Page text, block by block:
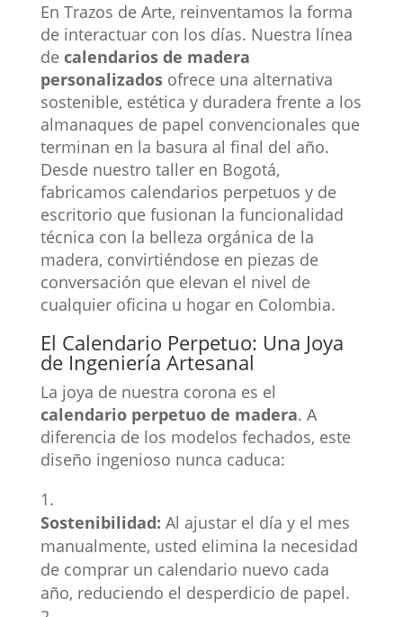
En Trazos de Arte, reinventamos la forma
de interactuar con los días. Nuestra línea
de calendarios de madera
personalizadosofrece una alternativa
sostenible, estética y duradera frente a los
almanaques de papel convencionales que
terminan en la basura al final del año.
Desde nuestro taller en Bogotá,
fabricamos calendarios perpetuos y de
escritorio que fusionan la funcionalidad
técnica con la belleza orgánica de la
madera, convirtiéndose en piezas de
conversación que elevan el nivel de
cualquier oficina u hogar en Colombia.
El Calendario Perpetuo: Una Joya
de Ingeniería Artesanal
La joya de nuestra corona es el
calendario perpetuo de madera. A
diferencia de los modelos fechados, este
diseño ingenioso nunca caduca:
Sostenibilidad: Al ajustar el día y el mes
manualmente, usted elimina la necesidad
de comprar un calendario nuevo cada
año, reduciendo el desperdicio de papel.